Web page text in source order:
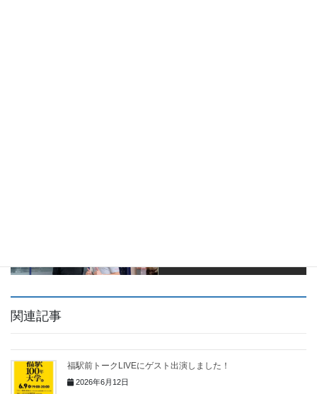
関連記事
福駅前トークLIVEにゲスト出演しました！
2026年6月12日